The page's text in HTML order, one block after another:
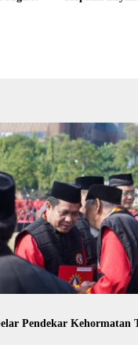
Pendekar Kehormatan